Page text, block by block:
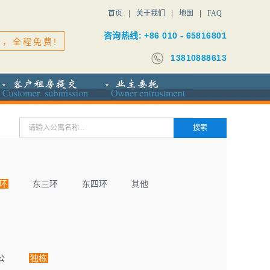
首页 关于我们 地图 FAQ
全程免费!
咨询热线: +86 010 - 65816801
13810888613
东三环 东四环 其他
独栋